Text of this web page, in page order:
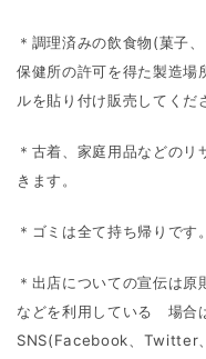
＊調理済みの飲食物(菓子
保健所の許可を得た製造場
ルを貼り付け販売してくだ
＊古着、家庭用品などの
きます。
＊ゴミは全て持ち帰りです。
＊出店についての宣伝は
などを利用している 場合
SNS(Facebook、Twitter